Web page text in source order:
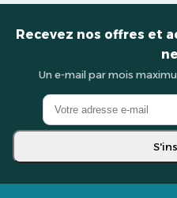
Recevez nos offres et
Un e-mail par mois